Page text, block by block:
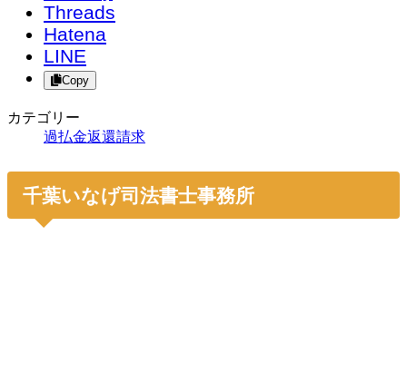
Threads
Hatena
LINE
Copy
カテゴリー
過払金返還請求
千葉いなげ司法書士事務所